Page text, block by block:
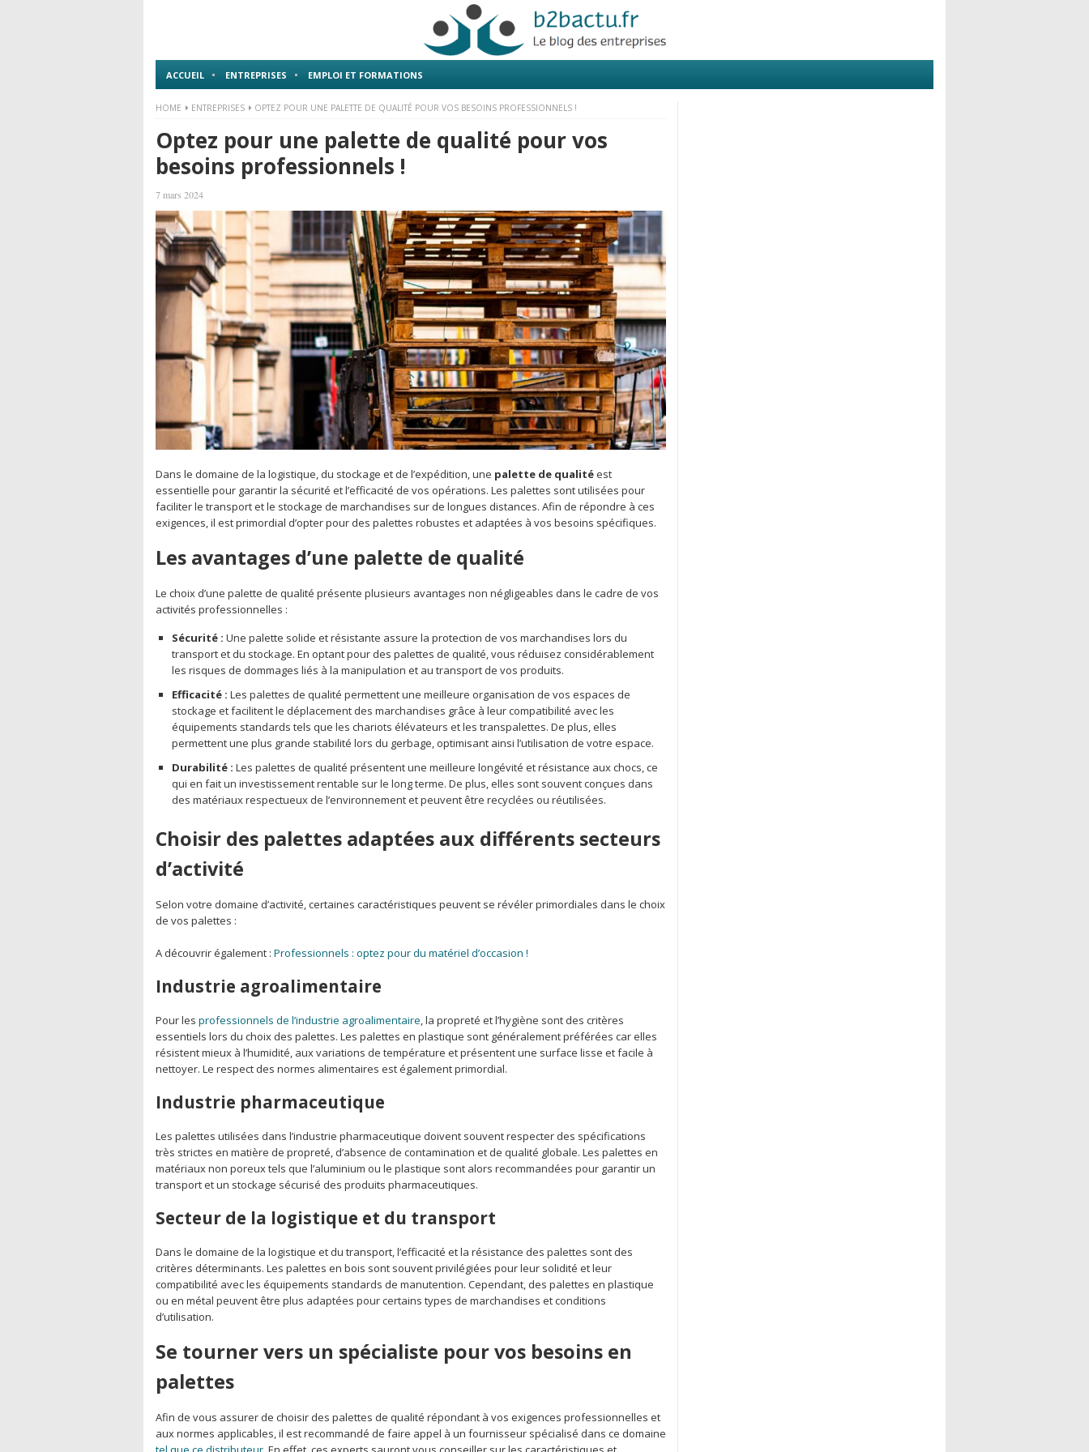
ACCUEIL ENTREPRISES EMPLOI ET FORMATIONS
HOME ENTREPRISES OPTEZ POUR UNE PALETTE DE QUALITÉ POUR VOS BESOINS PROFESSIONNELS !
Optez pour une palette de qualité pour vos
besoins professionnels !
7 mars 2024
Dans le domaine de la logistique, du stockage et de l’expédition, une palette de qualitéest
essentielle pour garantir la sécurité et l’efficacité de vos opérations. Les palettes sont utilisées pour
faciliter le transport et le stockage de marchandises sur de longues distances. Afin de répondre à ces
exigences, il est primordial d’opter pour des palettes robustes et adaptées à vos besoins spécifiques.
Les avantages d’une palette de qualité
Le choix d’une palette de qualité présente plusieurs avantages non négligeables dans le cadre de vos
activités professionnelles :
Sécurité : Une palette solide et résistante assure la protection de vos marchandises lors du
transport et du stockage. En optant pour des palettes de qualité, vous réduisez considérablement
les risques de dommages liés à la manipulation et au transport de vos produits.
Efficacité : Les palettes de qualité permettent une meilleure organisation de vos espaces de
stockage et facilitent le déplacement des marchandises grâce à leur compatibilité avec les
équipements standards tels que les chariots élévateurs et les transpalettes. De plus, elles
permettent une plus grande stabilité lors du gerbage, optimisant ainsi l’utilisation de votre espace.
Durabilité : Les palettes de qualité présentent une meilleure longévité et résistance aux chocs, ce
qui en fait un investissement rentable sur le long terme. De plus, elles sont souvent conçues dans
des matériaux respectueux de l’environnement et peuvent être recyclées ou réutilisées.
Choisir des palettes adaptées aux différents secteurs
d’activité
Selon votre domaine d’activité, certaines caractéristiques peuvent se révéler primordiales dans le choix
de vos palettes :
A découvrir également : Professionnels : optez pour du matériel d’occasion !
Industrie agroalimentaire
Pour les professionnels de l’industrie agroalimentaire, la propreté et l’hygiène sont des critères
essentiels lors du choix des palettes. Les palettes en plastique sont généralement préférées car elles
résistent mieux à l’humidité, aux variations de température et présentent une surface lisse et facile à
nettoyer. Le respect des normes alimentaires est également primordial.
Industrie pharmaceutique
Les palettes utilisées dans l’industrie pharmaceutique doivent souvent respecter des spécifications
très strictes en matière de propreté, d’absence de contamination et de qualité globale. Les palettes en
matériaux non poreux tels que l’aluminium ou le plastique sont alors recommandées pour garantir un
transport et un stockage sécurisé des produits pharmaceutiques.
Secteur de la logistique et du transport
Dans le domaine de la logistique et du transport, l’efficacité et la résistance des palettes sont des
critères déterminants. Les palettes en bois sont souvent privilégiées pour leur solidité et leur
compatibilité avec les équipements standards de manutention. Cependant, des palettes en plastique
ou en métal peuvent être plus adaptées pour certains types de marchandises et conditions
d’utilisation.
Se tourner vers un spécialiste pour vos besoins en
palettes
Afin de vous assurer de choisir des palettes de qualité répondant à vos exigences professionnelles et
aux normes applicables, il est recommandé de faire appel à un fournisseur spécialisé dans ce domaine